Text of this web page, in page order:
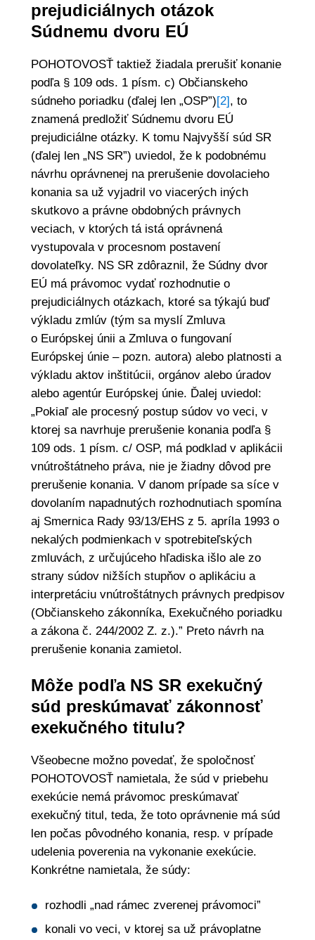
prejudiciálnych otázok
Súdnemu dvoru EÚ
POHOTOVOSŤ taktiež žiadala prerušiť konanie
podľa § 109 ods. 1 písm. c) Občianskeho
súdneho poriadku (ďalej len „OSP”)[2], to
znamená predložiť Súdnemu dvoru EÚ
prejudiciálne otázky. K tomu Najvyšší súd SR
(ďalej len „NS SR”) uviedol, že k podobnému
návrhu oprávnenej na prerušenie dovolacieho
konania sa už vyjadril vo viacerých iných
skutkovo a právne obdobných právnych
veciach, v ktorých tá istá oprávnená
vystupovala v procesnom postavení
dovolateľky. NS SR zdôraznil, že Súdny dvor
EÚ má právomoc vydať rozhodnutie o
prejudiciálnych otázkach, ktoré sa týkajú buď
výkladu zmlúv (tým sa myslí Zmluva
o Európskej únii a Zmluva o fungovaní
Európskej únie – pozn. autora) alebo platnosti a
výkladu aktov inštitúcii, orgánov alebo úradov
alebo agentúr Európskej únie. Ďalej uviedol:
„Pokiaľ ale procesný postup súdov vo veci, v
ktorej sa navrhuje prerušenie konania podľa §
109 ods. 1 písm. c/ OSP, má podklad v aplikácii
vnútroštátneho práva, nie je žiadny dôvod pre
prerušenie konania. V danom prípade sa síce v
dovolaním napadnutých rozhodnutiach spomína
aj Smernica Rady 93/13/EHS z 5. apríla 1993 o
nekalých podmienkach v spotrebiteľských
zmluvách, z určujúceho hľadiska išlo ale zo
strany súdov nižších stupňov o aplikáciu a
interpretáciu vnútroštátnych právnych predpisov
(Občianskeho zákonníka, Exekučného poriadku
a zákona č. 244/2002 Z. z.).” Preto návrh na
prerušenie konania zamietol.
Môže podľa NS SR exekučný
súd preskúmavať zákonnosť
exekučného titulu?
Všeobecne možno povedať, že spoločnosť
POHOTOVOSŤ namietala, že súd v priebehu
exekúcie nemá právomoc preskúmavať
exekučný titul, teda, že toto oprávnenie má súd
len počas pôvodného konania, resp. v prípade
udelenia poverenia na vykonanie exekúcie.
Konkrétne namietala, že súdy:
rozhodli „nad rámec zverenej právomoci”
konali vo veci, v ktorej sa už právoplatne